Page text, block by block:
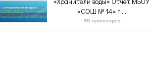
«СОШ № 14» г....
789 просмотров